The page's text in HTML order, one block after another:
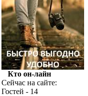
Кто он-лайн
Сейчас на сайте:
Гостей - 14